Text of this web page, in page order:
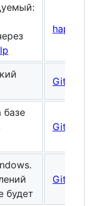
happ.su
GitHub
базе
GitHub
будет
GitHub